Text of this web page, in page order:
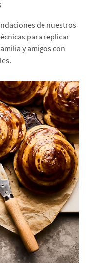
de nuestros
para replicar
y amigos con